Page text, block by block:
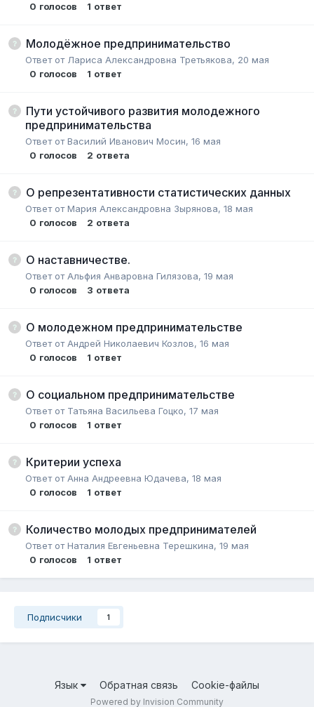
0 голосов 1 ответ
Молодёжное предпринимательство
Ответ от Лариса Александровна Третьякова, 20 мая
0 голосов 1 ответ
Пути устойчивого развития молодежного
предпринимательства
Ответ отВасилий Иванович Мосин, 16 мая
0 голосов 2 ответа
О репрезентативности статистических данных
Ответ отМария Александровна Зырянова, 18 мая
0 голосов 2 ответа
О наставничестве.
Ответ от Альфия Анваровна Гилязова, 19 мая
0 голосов 3 ответа
О молодежном предпринимательстве
Ответ от Андрей Николаевич Козлов, 16 мая
0 голосов 1 ответ
О социальном предпринимательстве
Ответ от Татьяна Васильева Гоцко, 17 мая
0 голосов 1 ответ
Критерии успеха
Ответ от Анна Андреевна Юдачева, 18 мая
0 голосов 1 ответ
Количество молодых предпринимателей
Ответ отНаталия Евгеньевна Терешкина, 19 мая
0 голосов 1 ответ
Подписчики 1
Язык Обратная связь Cookie-файлы
Powered by Invision Community